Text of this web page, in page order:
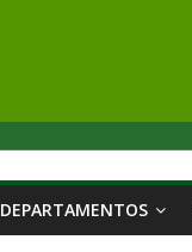
DEPARTAMENTOS